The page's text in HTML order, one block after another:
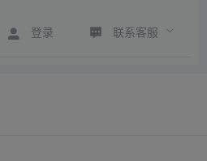
登录 联系客服